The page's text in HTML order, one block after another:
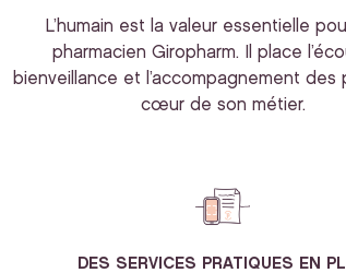
L’humain est la valeur essentielle
pharmacien Giropharm. Il place
bienveillance et l’accompagnement des
cœur de son métier.
DES SERVICES PRATIQUES EN